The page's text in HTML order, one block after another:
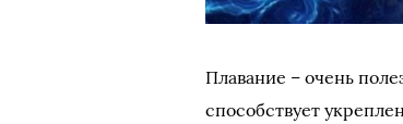
Плавание – очень
способствует